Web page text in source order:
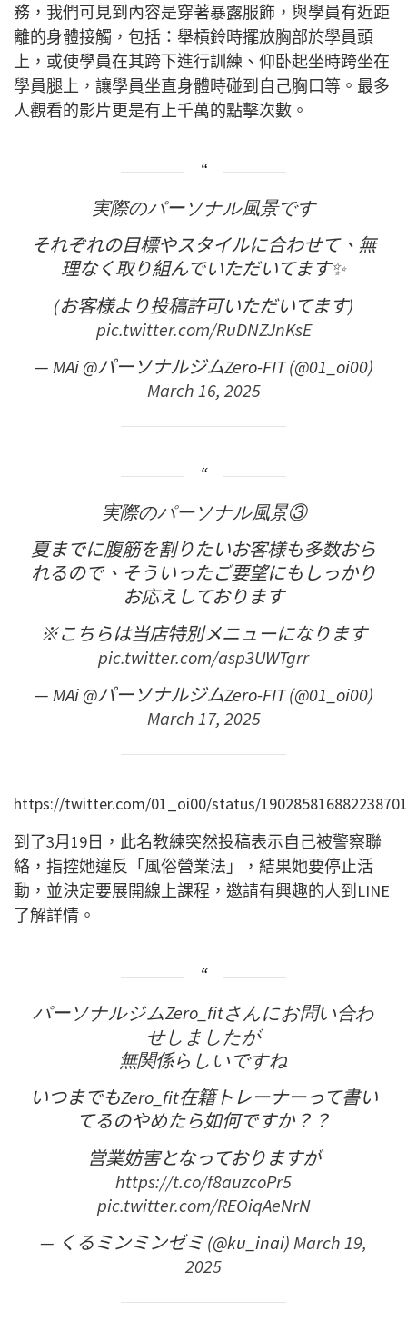
務，我們可見到內容是穿著暴露服飾，與學員有近距
離的身體接觸，包括：舉槓鈴時擺放胸部於學員頭
上，或使學員在其跨下進行訓練、仰卧起坐時跨坐在
學員腿上，讓學員坐直身體時碰到自己胸口等。最多
人觀看的影片更是有上千萬的點擊次數。
実際のパーソナル風景です
それぞれの目標やスタイルに合わせて、無
理なく取り組んでいただいてます✨
(お客様より投稿許可いただいてます)
pic.twitter.com/RuDNZJnKsE
— MAi @パーソナルジムZero-FIT (@01_oi00)
March 16, 2025
実際のパーソナル風景③
夏までに腹筋を割りたいお客様も多数おら
れるので、そういったご要望にもしっかり
お応えしております
※こちらは当店特別メニューになります
pic.twitter.com/asp3UWTgrr
— MAi @パーソナルジムZero-FIT (@01_oi00)
March 17, 2025
https://twitter.com/01_oi00/status/
到了3月19日，此名教練突然投稿表示自己被警察聯
絡，指控她違反「風俗營業法」，結果她要停止活
動，並決定要展開線上課程，邀請有興趣的人到LINE
了解詳情。
パーソナルジムZero_fitさんにお問い合わ
せしましたが
無関係らしいですね
いつまでもZero_fit在籍トレーナーって書い
てるのやめたら如何ですか？？
営業妨害となっておりますが
https://t.co/f8auzcoPr5
pic.twitter.com/REOiqAeNrN
— くるミンミンゼミ (@ku_inai)March 19,
2025